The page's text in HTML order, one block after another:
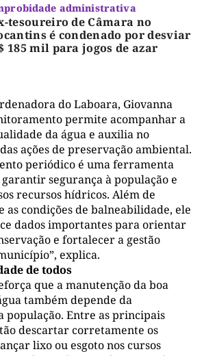
administrativa
tesoureiro de Câmara no
é condenado por desviar
185 mil para jogos de azar
do Laboara, Giovanna
permite acompanhar a
da água e auxilia no
ações de preservação ambiental.
periódico é uma ferramenta
segurança à população e
recursos hídricos. Além de
condições de balneabilidade, ele
dados importantes para orientar
e fortalecer a gestão
explica.
de todos
que a manutenção da boa
também depende da
população. Entre as principais
descartar corretamente os
lixo ou esgoto nos cursos